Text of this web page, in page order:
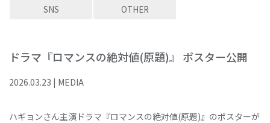
SNS
OTHER
ドラマ『ロマンスの絶対値(原題)』 ポスター公開
2026.03.23 | MEDIA
ハギョンさん主演ドラマ『ロマンスの絶対値(原題)』のポスターが